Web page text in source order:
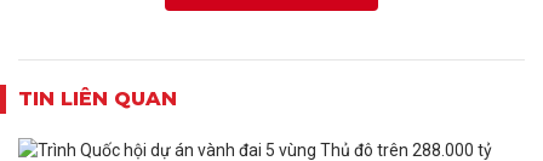
TIN LIÊN QUAN